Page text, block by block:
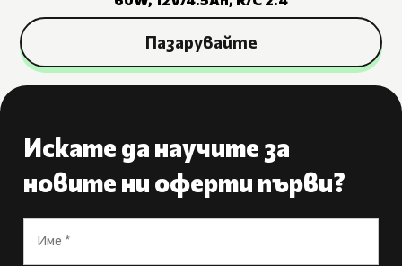
Пазарувайте
Искате да научите за
новите ни оферти първи?